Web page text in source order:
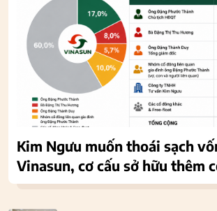
Kim Ngưu muốn thoái sạch
Vinasun, cơ cấu sở hữu thêm